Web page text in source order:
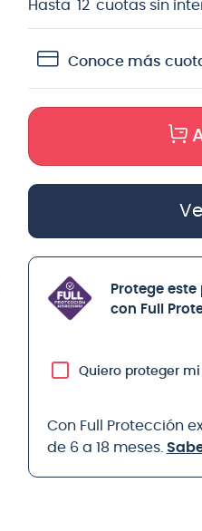
Hasta 12 cuotas sin
Conoce más
Protege
con Full
Quiero proteger
Con Full Protección
de 6 a 18 meses.